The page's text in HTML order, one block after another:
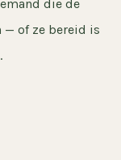
die de
— of ze bereid is